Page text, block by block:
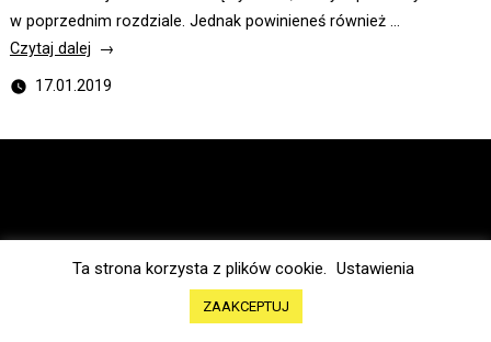
w poprzednim rozdziale. Jednak powinieneś również …
Czytaj dalej„Elastyczny
CRM
17.01.2019
Ta strona korzysta z plików cookie. Ustawienia
ZAAKCEPTUJ